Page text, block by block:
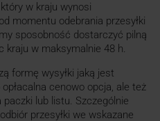
w kraju wynosi
momentu odebrania przesyłki
sposobność dostarczyć pilną
kraju w maksymalnie 48 h.
formę wysyłki jaką jest
cenowo opcja, ale też
lub listu. Szczególnie
przesyłki we wskazane